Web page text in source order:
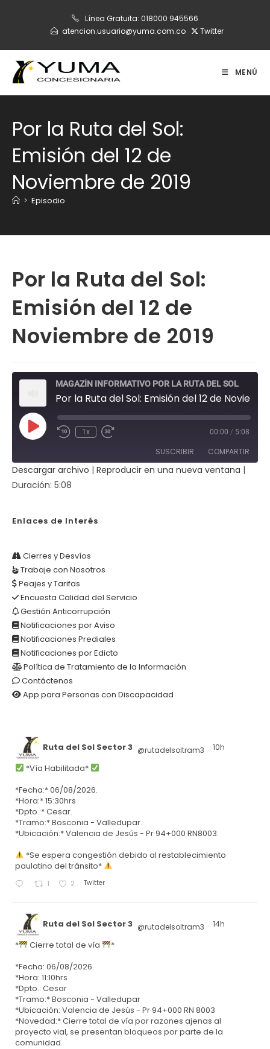
Línea Gratuita: 018000 945566
atencion.usuario@yuma.com.co
Twitter
MENÚ
Por la Ruta del Sol:
Emisión del 12 de
Noviembre de 2019
> Episodio
Por la Ruta del Sol:
Emisión del 12 de
Noviembre de 2019
MAGAZÍN INFORMATIVO POR LA RUTA DEL SOL
Reproducir
episodioRebobinar
1x
Fast
seconds
00:00 / 5:08
SUSCRIBIR COMPARTIR
COMPAR
Descargar archivo | Reproducir en una nueva ventana |
Duración: 5:08
Enlaces de Interés
Cierres y Desvíos
Trabaje con Nosotros
Peajes y Tarifas
Encuesta Calidad del Servicio
Gestión Anticorrupción
Notificaciones por Aviso
Notificaciones Prediales
Notificaciones por Edicto
Política de Tratamiento de la Información
Contáctenos
App para Personas con Discapacidad
Ruta del Sol Sector 3 @rutadelsoltram3 · 10h
*Vía Habilitada*
*Fecha:* 06/08/2026.
*Hora:* 15:30hrs
*Dpto.:* Cesar.
*Tramo:* Bosconia - Valledupar.
*Ubicación:* Valencia de Jesús - Pr 94+000 RN8003.
*Se espera congestión debido al restablecimiento
paulatino del tránsito*
1 2 Twitter
Ruta del Sol Sector 3 @rutadelsoltram3 · 14h
* Cierre total de vía
*
*Fecha: 06/08/2026.
*Hora: 11:10hrs
*Dpto.: Cesar
*Tramo:* Bosconia - Valledupar
*Ubicación: Valencia de Jesús - Pr 94+000 RN 8003
*Novedad:* Cierre total de vía por razones ajenas al
proyecto vial, se presentan bloqueos por parte de la
comunidad.